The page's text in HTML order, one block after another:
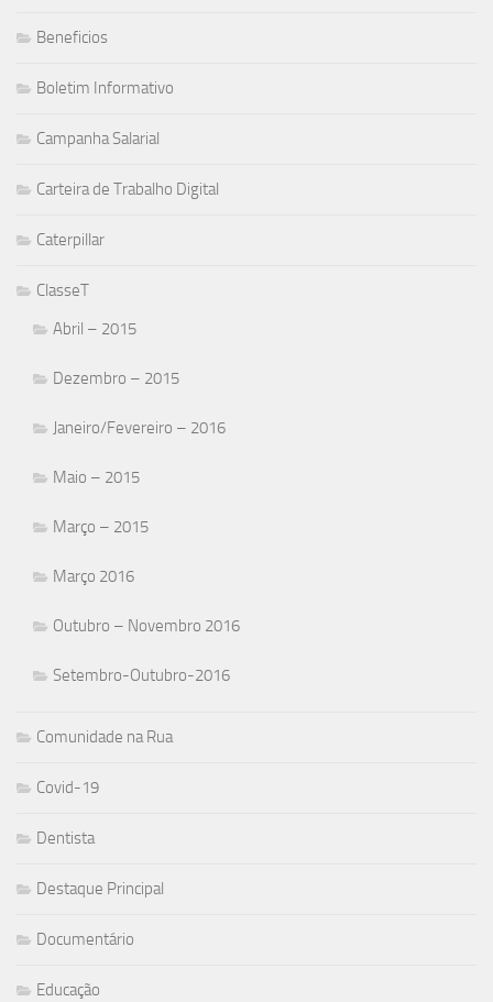
Beneficios
Boletim Informativo
Campanha Salarial
Carteira de Trabalho Digital
Caterpillar
ClasseT
Abril – 2015
Dezembro – 2015
Janeiro/Fevereiro – 2016
Maio – 2015
Março – 2015
Março 2016
Outubro – Novembro 2016
Setembro-Outubro-2016
Comunidade na Rua
Covid-19
Dentista
Destaque Principal
Documentário
Educação